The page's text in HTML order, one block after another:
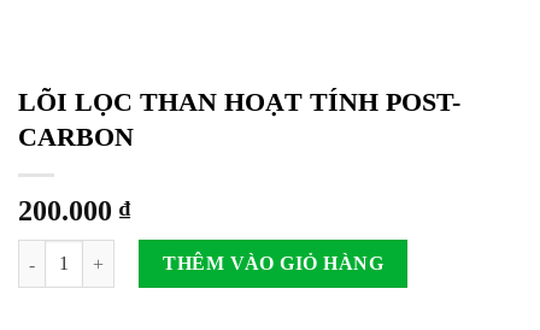
LÕI LỌC THAN HOẠT TÍNH POST-
CARBON
200.000 ₫
LÕI LỌC THAN HOẠT TÍNH POST-CARBON số lượng
THÊM VÀO GIỎ HÀNG